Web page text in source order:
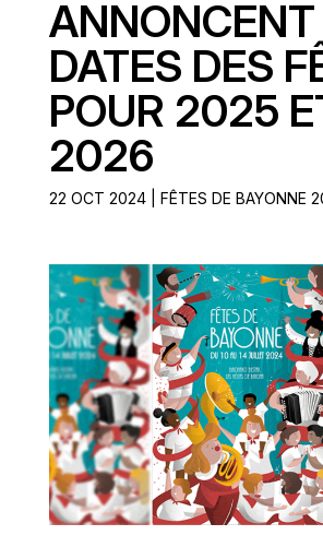
ANNONCENT
DATES DES
POUR 2025
2026
22 OCT 2024| FÊTES DE BAYONNE